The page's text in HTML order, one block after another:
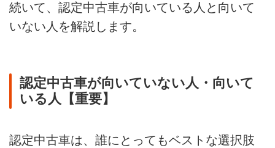
続いて、認定中古車が向いている人と向いて
いない人を解説します。
認定中古車が向いていない人・向いて
いる人【重要】
認定中古車は、誰にとってもベストな選択肢